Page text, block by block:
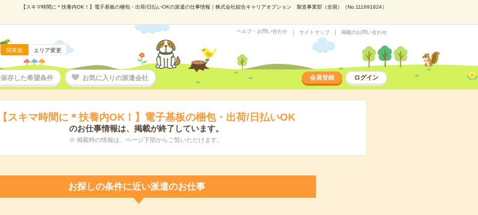
【スキマ時間に＊扶養内OK！】電子基板の梱包・出荷/日払いOKの派遣の仕事情報｜株式会社綜合キャリアオプション 製造事業部（全国）（No.111691824）
関東版 エリア変更
ヘルプ・お問い合わせ サイトマップ 掲載のお問い合わせ
保存した希望条件 お気に入りの派遣会社 会員登録 ログイン
【スキマ時間に＊扶養内OK！】電子基板の梱包・出荷/日払いOK
のお仕事情報は、掲載が終了しています。
※ 掲載時の情報は、ページ下部からご覧いただけます。
お探しの条件に近い派遣のお仕事